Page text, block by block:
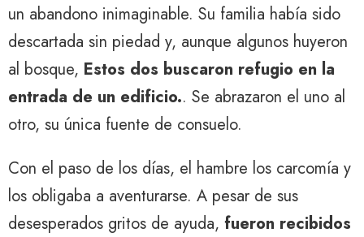
un abandono inimaginable. Su familia había sido
descartada sin piedad y, aunque algunos huyeron
al bosque, Estos dos buscaron refugio en la
entrada de un edificio.. Se abrazaron el uno al
otro, su única fuente de consuelo.
Con el paso de los días, el hambre los carcomía y
los obligaba a aventurarse. A pesar de sus
desesperados gritos de ayuda, fueron recibidos